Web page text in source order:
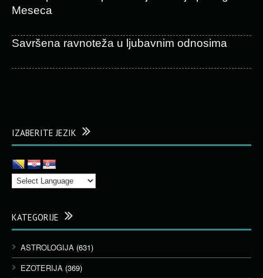
Meseca
Savršena ravnoteža u ljubavnim odnosima
IZABERITE JEZIK
KATEGORIJE
ASTROLOGIJA (631)
EZOTERIJA (369)